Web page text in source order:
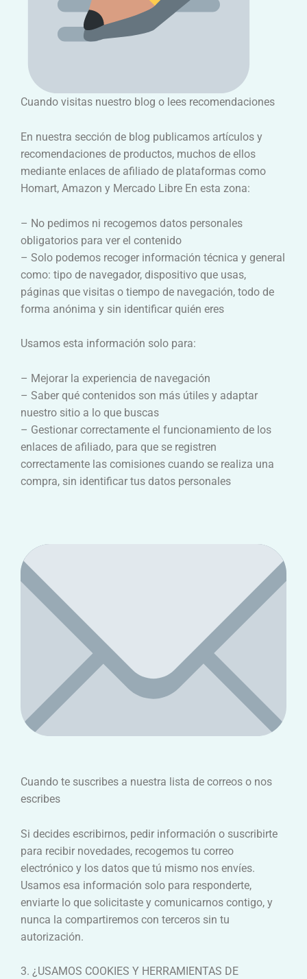
Cuando visitas nuestro blog o lees recomendaciones
En nuestra sección de blog publicamos artículos y
recomendaciones de productos, muchos de ellos
mediante enlaces de afiliado de plataformas como
Homart, Amazon y Mercado Libre En esta zona:
– No pedimos ni recogemos datos personales
obligatorios para ver el contenido
– Solo podemos recoger información técnica y general
como: tipo de navegador, dispositivo que usas,
páginas que visitas o tiempo de navegación, todo de
forma anónima y sin identificar quién eres
Usamos esta información solo para:
– Mejorar la experiencia de navegación
– Saber qué contenidos son más útiles y adaptar
nuestro sitio a lo que buscas
– Gestionar correctamente el funcionamiento de los
enlaces de afiliado, para que se registren
correctamente las comisiones cuando se realiza una
compra, sin identificar tus datos personales
Cuando te suscribes a nuestra lista de correos o nos
escribes
Si decides escribirnos, pedir información o suscribirte
para recibir novedades, recogemos tu correo
electrónico y los datos que tú mismo nos envíes.
Usamos esa información solo para responderte,
enviarte lo que solicitaste y comunicarnos contigo, y
nunca la compartiremos con terceros sin tu
autorización.
3. ¿USAMOS COOKIES Y HERRAMIENTAS DE